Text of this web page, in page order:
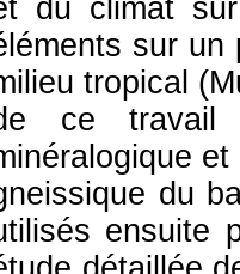
du climat
sur un
tropical
ce travail
du
ensuite